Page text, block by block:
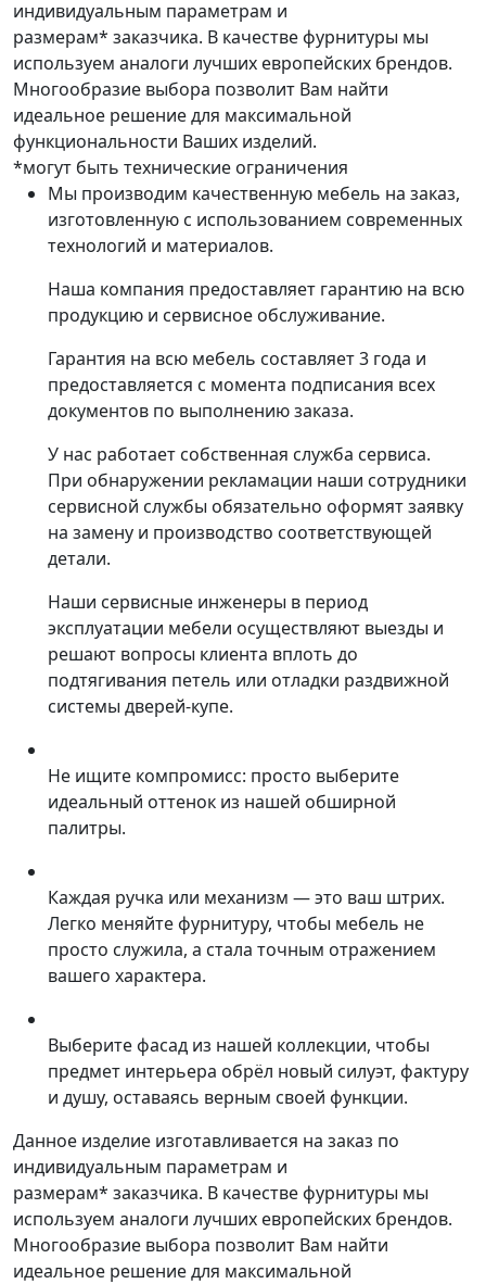
индивидуальным параметрам и
размерам* заказчика. В качестве фурнитуры мы
используем аналоги лучших европейских брендов.
Многообразие выбора позволит Вам найти
идеальное решение для максимальной
функциональности Ваших изделий.
*могут быть технические ограничения
Мы производим качественную мебель на заказ,
изготовленную с использованием современных
технологий и материалов.
Наша компания предоставляет гарантию на всю
продукцию и сервисное обслуживание.
Гарантия на всю мебель составляет 3 года и
предоставляется с момента подписания всех
документов по выполнению заказа.
У нас работает собственная служба сервиса.
При обнаружении рекламации наши сотрудники
сервисной службы обязательно оформят заявку
на замену и производство соответствующей
детали.
Наши сервисные инженеры в период
эксплуатации мебели осуществляют выезды и
решают вопросы клиента вплоть до
подтягивания петель или отладки раздвижной
системы дверей-купе.
Не ищите компромисс: просто выберите
идеальный оттенок из нашей обширной
палитры.
Каждая ручка или механизм — это ваш штрих.
Легко меняйте фурнитуру, чтобы мебель не
просто служила, а стала точным отражением
вашего характера.
Выберите фасад из нашей коллекции, чтобы
предмет интерьера обрёл новый силуэт, фактуру
и душу, оставаясь верным своей функции.
Данное изделие изготавливается на заказ по
индивидуальным параметрам и
размерам* заказчика. В качестве фурнитуры мы
используем аналоги лучших европейских брендов.
Многообразие выбора позволит Вам найти
идеальное решение для максимальной